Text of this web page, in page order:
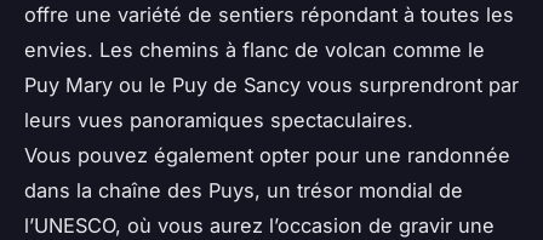
offre une variété de sentiers répondant à toutes les
envies. Les chemins à flanc de volcan comme le
Puy Mary ou le Puy de Sancy vous surprendront par
leurs vues panoramiques spectaculaires.
Vous pouvez également opter pour une randonnée
dans la chaîne des Puys, un trésor mondial de
l’UNESCO, où vous aurez l’occasion de gravir une